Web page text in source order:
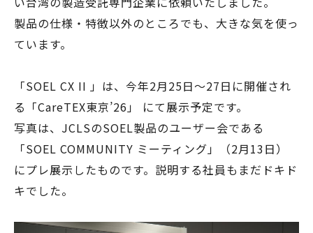
製品の仕様・特徴以外のところでも、大きな気を使っ
ています。
「SOEL CX II 」は、今年2月25日〜27日に開催され
る「CareTEX東京’26」 にて展示予定です。
写真は、JCLSのSOEL製品のユーザー会である
「SOEL COMMUNITY ミーティング」（2月13日）
にプレ展示したものです。説明する社員もまだドキド
キでした。